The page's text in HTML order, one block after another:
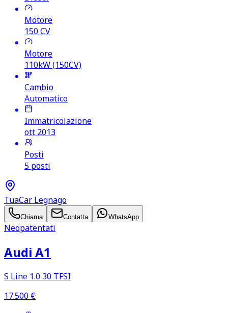
Motore
150CV
Motore
110kW (150CV)
Cambio
Automatico
Immatricolazione
ott 2013
Posti
5 posti
TuaCar Legnago
Chiama Contatta WhatsApp
Neopatentati
Audi A1
S Line 1.0 30 TFSI
17.500 €